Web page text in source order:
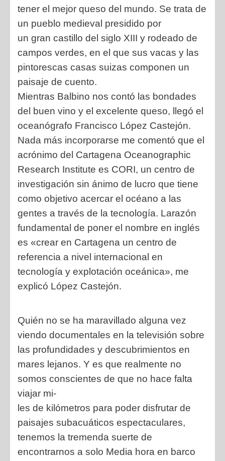
tener el mejor queso del mundo. Se trata de
un pueblo medieval presidido por
un gran castillo del siglo XIII y rodeado de
campos verdes, en el que sus vacas y las
pintorescas casas suizas componen un
paisaje de cuento.
Mientras Balbino nos contó las bondades
del buen vino y el excelente queso, llegó el
oceanógrafo Francisco López Castejón.
Nada más incorporarse me comentó que el
acrónimo del Cartagena Oceanographic
Research Institute es CORI, un centro de
investigación sin ánimo de lucro que tiene
como objetivo acercar el océano a las
gentes a través de la tecnología. Larazón
fundamental de poner el nombre en inglés
es «crear en Cartagena un centro de
referencia a nivel internacional en
tecnología y explotación oceánica», me
explicó López Castejón.
Quién no se ha maravillado alguna vez
viendo documentales en la televisión sobre
las profundidades y descubrimientos en
mares lejanos. Y es que realmente no
somos conscientes de que no hace falta
viajar mi-
les de kilómetros para poder disfrutar de
paisajes subacuáticos espectaculares,
tenemos la tremenda suerte de
encontrarnos a solo Media hora en barco